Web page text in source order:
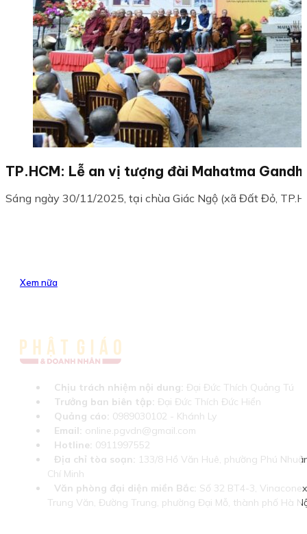
TP.HCM: Lễ an vị tượng đài Mahatma
Sáng ngày 30/11/2025, tại chùa Giác Ngộ (xã Đất Đỏ,
Xem nữa
Chịu trách nhiệm nội dung: Đại Đức Thích Quảng Tú
Trưởng ban biên tập: Đại Đức Thích Đức Hiển
Quảng cáo: 0989030102 - Khánh Ly
Email: online.pgvdn@gmail.com
Hotline: 0911997552
Địa chỉ tòa soạn: 133/8 Hồ Văn Huê, phường Phú
Chí Minh
Văn phòng đại diện miền Bắc: Số 32 BT4-3,
Trung Văn, Đường Trung, phường Đại Mỗ, thành phố Hà